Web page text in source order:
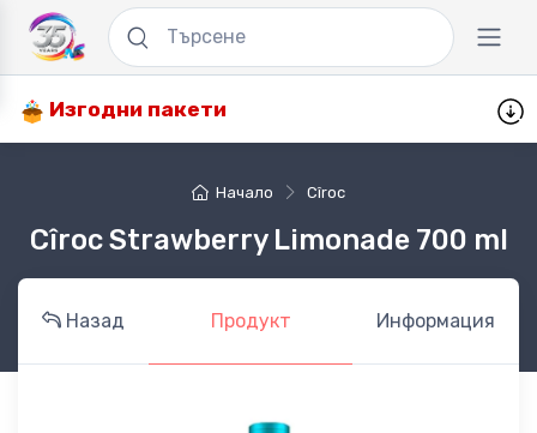
Изгодни пакети
Начало Cîroc
Cîroc Strawberry Limonade 700 ml
Назад Продукт Информация